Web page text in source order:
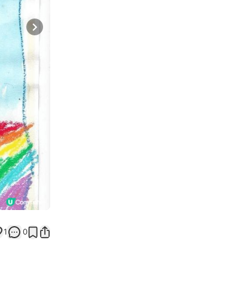
Next slide
1 0